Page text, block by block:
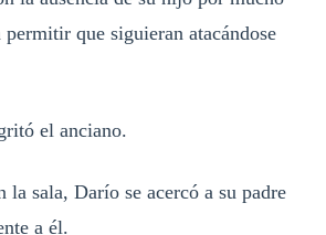
que siguieran atacándose
el anciano.
la sala, Darío se acercó a su padre
a él.